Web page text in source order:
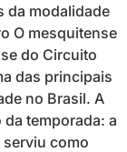
da modalidade
O mesquitense
do Circuito
das principais
no Brasil. A
temporada: a
serviu como